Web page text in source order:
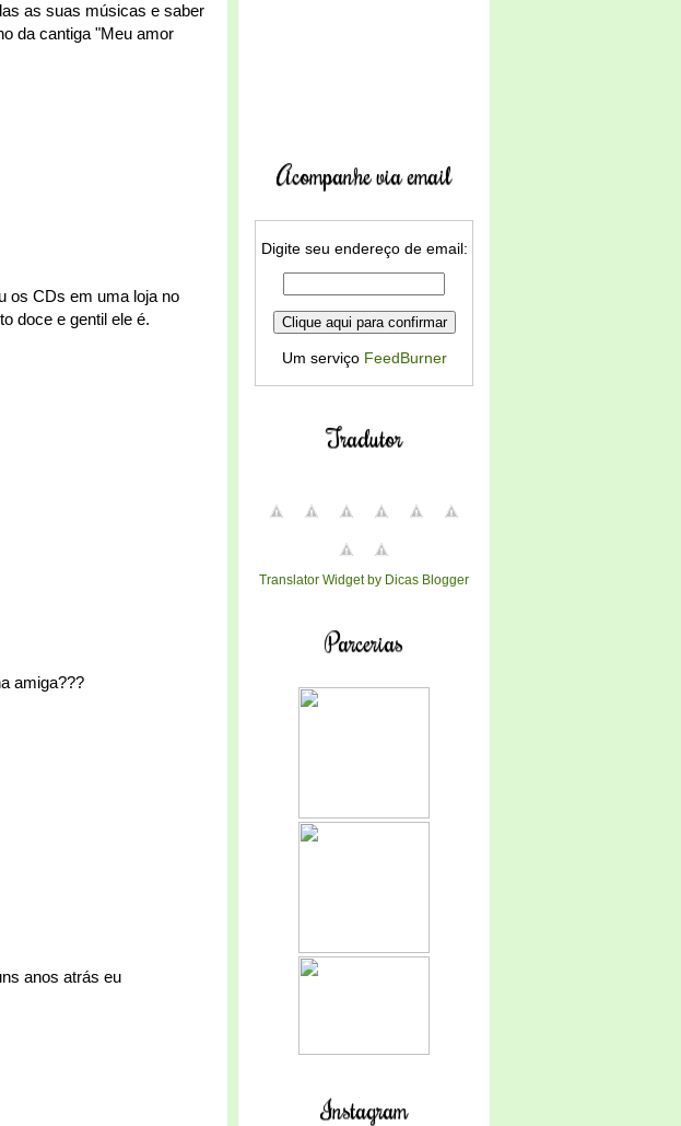
as suas músicas e saber
da cantiga "Meu amor
os CDs em uma loja no
doce e gentil ele é.
amiga???
anos atrás eu
Acompanhe via email
Digite seu endereço de email:
Um serviço FeedBurner
Tradutor
Translator Widget by Dicas Blogger
Parcerias
Instagram